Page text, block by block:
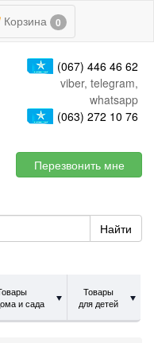
Корзина 0
(067) 446 46 62
viber, telegram,
whatsapp
(063) 272 10 76
Перезвонить мне
Найти
и сада
Товары
для детей